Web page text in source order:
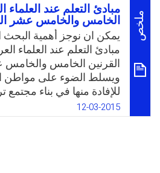
ملخص
مبادئ التعلم عند العلماء
الخامس والخامس عشر
يمكن ان نوجز أهمية
مبادئ التعلم عند العلماء
القرنين الخامس والخامس
ويسلط الضوء على مواطن
للإفادة منها في بناء
موطن القوة ويعمل على
ويحاول الربط بين مبادئ
12-03-2015